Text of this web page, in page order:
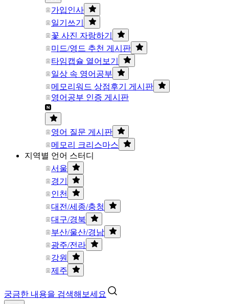
가입인사
일기쓰기
꽃 사진 자랑하기
미드/영드 추천 게시판
타임캡슐 열어보기
일상 속 영어공부
메모리워드 상점후기 게시판
영어공부 인증 게시판
영어 질문 게시판
메모리 크리스마스
지역별 언어 스터디
서울
경기
인천
대전/세종/충청
대구/경북
부산/울산/경남
광주/전라
강원
제주
궁금한 내용을 검색해보세요